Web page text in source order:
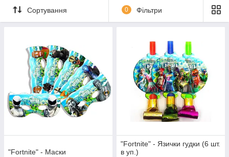
Сортування 0 Фільтри
"Fortnite" - Маски
"Fortnite" - Язички гудки (6 шт.
в уп.)